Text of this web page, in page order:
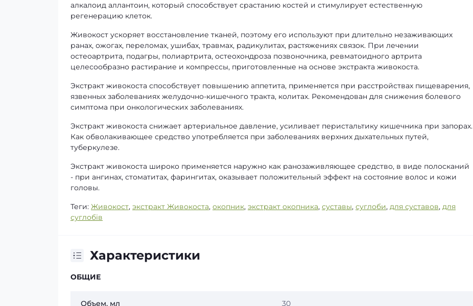
алкалоид аллантоин, который способствует срастанию костей и стимулирует естественную
регенерацию клеток.
Живокост ускоряет восстановление тканей, поэтому его используют при длительно незаживающих
ранах, ожогах, переломах, ушибах, травмах, радикулитах, растяжениях связок. При лечении
остеоартрита, подагры, полиартрита, остеохондроза позвоночника, ревматоидного артрита
целесообразно растирание и компрессы, приготовленные на основе экстракта живокоста.
Экстракт живокоста способствует повышению аппетита, применяется при расстройствах пищеварения,
язвенных заболеваниях желудочно-кишечного тракта, колитах. Рекомендован для снижения болевого
симптома при онкологических заболеваниях.
Экстракт живокоста снижает артериальное давление, усиливает перистальтику кишечника при запорах.
Как обволакивающее средство употребляется при заболеваниях верхних дыхательных путей,
туберкулезе.
Экстракт живокоста широко применяется наружно как ранозаживляющее средство, в виде полосканий
- при ангинах, стоматитах, фарингитах, оказывает положительный эффект на состояние волос и кожи
головы.
Теги: Живокост, экстракт Живокоста, окопник, экстракт окопника, суставы, суглоби, для суставов, для
суглобів
Характеристики
ОБЩИЕ
Объем, мл 30